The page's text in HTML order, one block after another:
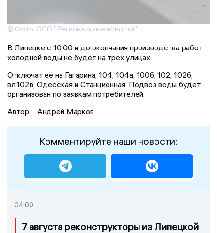
© Фото: ООО "Региональные новости"
В Липецке с 10:00 и до окончания производства работ
холодной воды не будет на трёх улицах.
Отключат её на Гагарина, 104, 104а, 100б, 102, 102б,
вл.102в, Одесская и Станционная. Подвоз воды будет
организован по заявкам потребителей.
Автор:
Андрей Марков
Комментируйте наши новости:
04:00
7 августа реконструкторы из Липецкой